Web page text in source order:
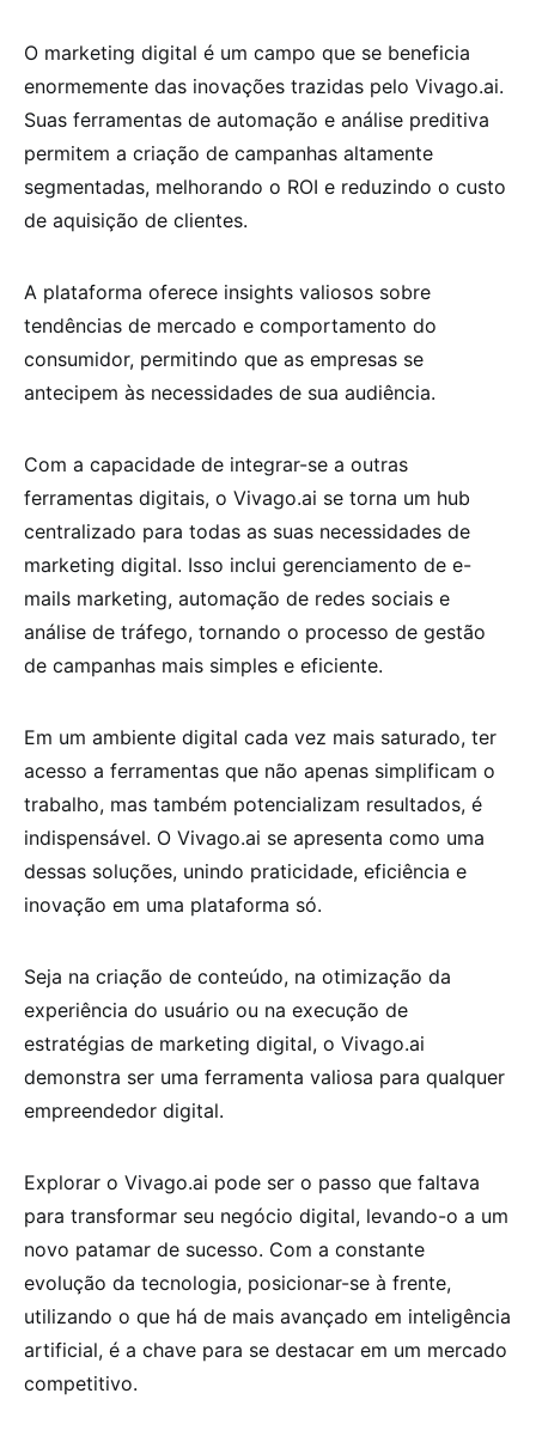
O marketing digital é um campo que se beneficia
enormemente das inovações trazidas pelo Vivago.ai.
Suas ferramentas de automação e análise preditiva
permitem a criação de campanhas altamente
segmentadas, melhorando o ROI e reduzindo o custo
de aquisição de clientes.
A plataforma oferece insights valiosos sobre
tendências de mercado e comportamento do
consumidor, permitindo que as empresas se
antecipem às necessidades de sua audiência.
Com a capacidade de integrar-se a outras
ferramentas digitais, o Vivago.ai se torna um hub
centralizado para todas as suas necessidades de
marketing digital. Isso inclui gerenciamento de e-
mails marketing, automação de redes sociais e
análise de tráfego, tornando o processo de gestão
de campanhas mais simples e eficiente.
Em um ambiente digital cada vez mais saturado, ter
acesso a ferramentas que não apenas simplificam o
trabalho, mas também potencializam resultados, é
indispensável. O Vivago.ai se apresenta como uma
dessas soluções, unindo praticidade, eficiência e
inovação em uma plataforma só.
Seja na criação de conteúdo, na otimização da
experiência do usuário ou na execução de
estratégias de marketing digital, o Vivago.ai
demonstra ser uma ferramenta valiosa para qualquer
empreendedor digital.
Explorar o Vivago.ai pode ser o passo que faltava
para transformar seu negócio digital, levando-o a um
novo patamar de sucesso. Com a constante
evolução da tecnologia, posicionar-se à frente,
utilizando o que há de mais avançado em inteligência
artificial, é a chave para se destacar em um mercado
competitivo.